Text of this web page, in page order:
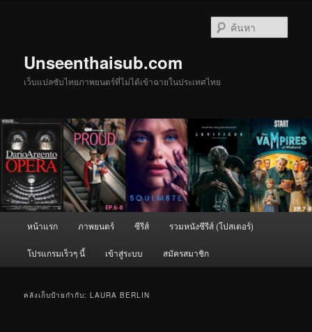
Unseenthaisub.com
เว็บแปลซับไทยภาพยนตร์ที่ไม่ได้เข้าฉายในประเทศไทย
หน้าแรก ภาพยนตร์ ซีรีส์ รวมหนังซีรีส์ (โปสเตอร์)
โปรแกรมเร็วๆ นี้ เข้าสู่ระบบ สมัครสมาชิก
คลังเก็บป้ายกำกับ:LAURA BERLIN